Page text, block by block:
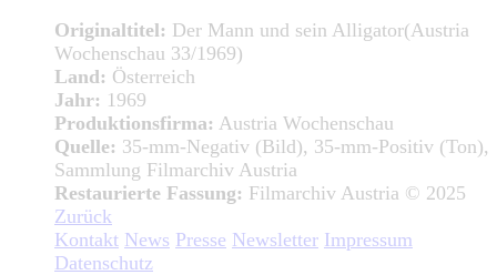
Originaltitel: Der Mann und sein Alligator(Austria
Wochenschau 33/1969)
Land: Österreich
Jahr: 1969
Produktionsfirma: Austria Wochenschau
Quelle: 35-mm-Negativ (Bild), 35-mm-Positiv (Ton),
Sammlung Filmarchiv Austria
Restaurierte Fassung: Filmarchiv Austria © 2025
Zurück
Kontakt News Presse Newsletter Impressum
Datenschutz